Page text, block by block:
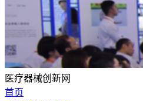
医疗器械创新网
首页